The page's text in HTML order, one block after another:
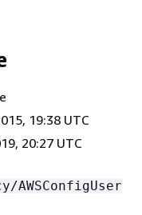
19:38 UTC
20:27 UTC